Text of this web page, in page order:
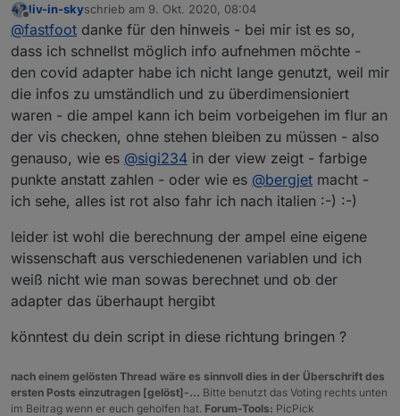
gäbe es das in DE; ich hätte eigentlich interesse,
zu wissen, was in den nachbargebieten von
meinem standort los ist (bzw, arbeit
verwandschaft,..) -
ich habe malein kleines Skriptgebastelt, welches die
7-Tage Werte des Covid19 Adapters zusammenfasst,
vielleicht ist das etwas für den Anfang
Offline
liv-in-skyschrieb am 9. Okt. 2020, 08:04
zuletzt editiert von
@fastfoot danke für den hinweis - bei mir ist es so,
dass ich schnellst möglich info aufnehmen möchte -
den covid adapter habe ich nicht lange genutzt, weil mir
die infos zu umständlich und zu überdimensioniert
waren - die ampel kann ich beim vorbeigehen im flur an
der vis checken, ohne stehen bleiben zu müssen - also
genauso, wie es @sigi234 in der view zeigt - farbige
punkte anstatt zahlen - oder wie es @bergjet macht -
ich sehe, alles ist rot also fahr ich nach italien :-) :-)
leider ist wohl die berechnung der ampel eine eigene
wissenschaft aus verschiedenenen variablen und ich
weiß nicht wie man sowas berechnet und ob der
adapter das überhaupt hergibt
könntest du dein script in diese richtung bringen ?
nach einem gelösten Thread wäre es sinnvoll dies in der Überschrift des
ersten Posts einzutragen [gelöst]-... Bitte benutzt das Voting rechts unten
im Beitrag wenn er euch geholfen hat. Forum-Tools: PicPick